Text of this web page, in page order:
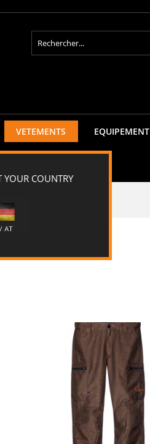
Rechercher
VETEMENTS EQUIPEMENT